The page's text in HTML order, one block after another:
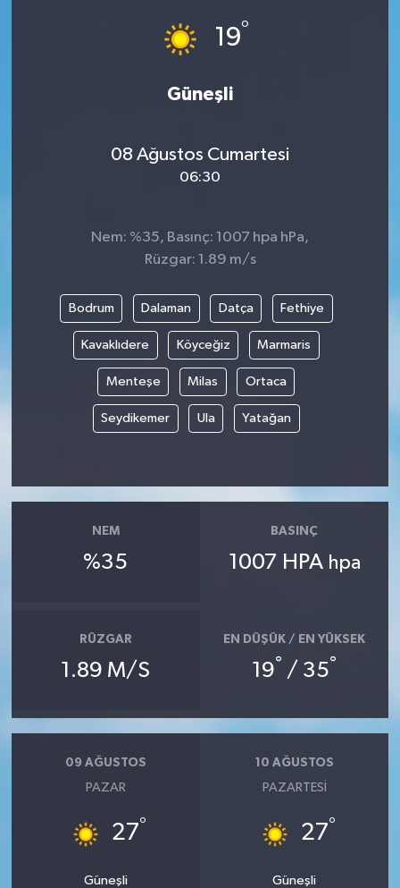
19°
Güneşli
08 Ağustos Cumartesi
06:30
Nem: %35, Basınç: 1007 hpa hPa,
Rüzgar: 1.89 m/s
Bodrum Dalaman Datça Fethiye
Kavaklıdere Köyceğiz Marmaris
Menteşe Milas Ortaca
Seydikemer Ula Yatağan
NEM
%35
BASINÇ
1007 HPA hpa
RÜZGAR
1.89 M/S
EN DÜŞÜK / EN YÜKSEK
19° / 35°
09 AĞUSTOS
PAZAR
27°
Güneşli
10 AĞUSTOS
PAZARTESI
27°
Güneşli
Bilim, Teknoloji